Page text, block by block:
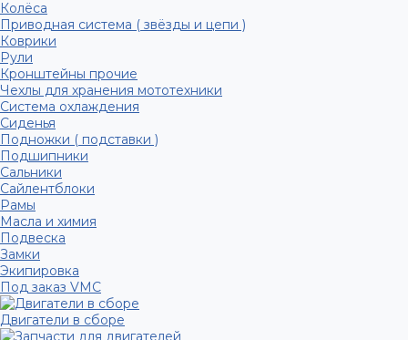
Колёса
Приводная система ( звёзды и цепи )
Коврики
Рули
Кронштейны прочие
Чехлы для хранения мототехники
Система охлаждения
Сиденья
Подножки ( подставки )
Подшипники
Сальники
Сайлентблоки
Рамы
Масла и химия
Подвеска
Замки
Экипировка
Под заказ VMC
Двигатели в сборе